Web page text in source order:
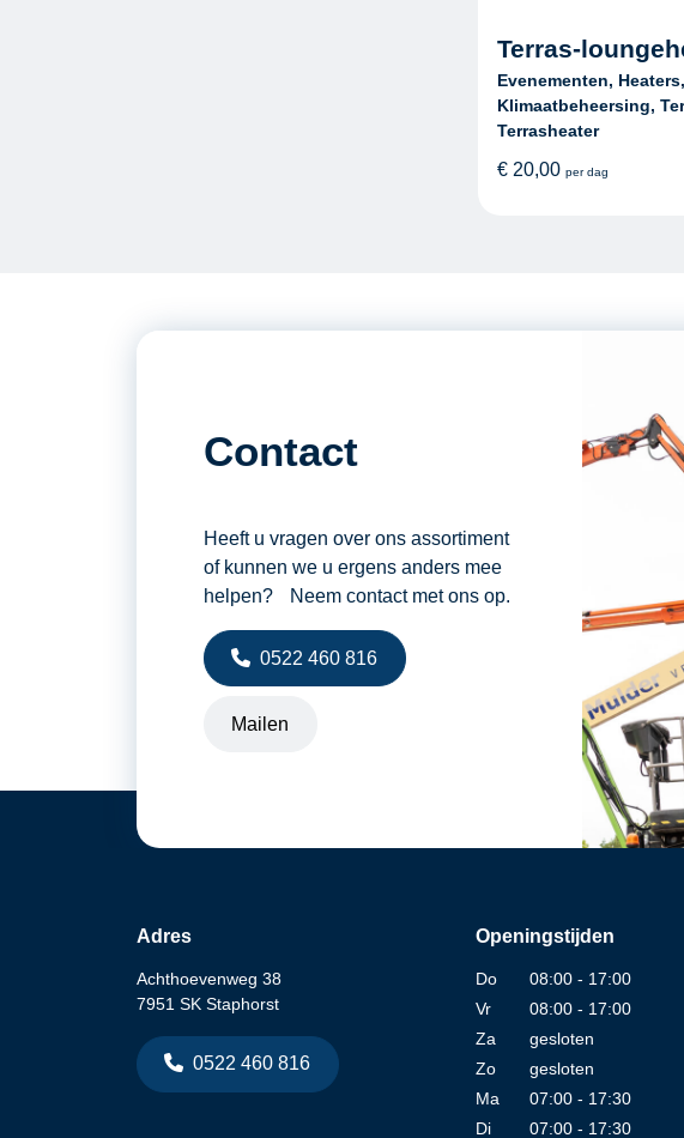
Terras-
Evenementen, Heaters,
Klimaatbeheersing,
Terrasheater
€ 20,00 per dag
Contact
Heeft u vragen over ons assortiment
of kunnen we u ergens anders mee
helpen? Neem contact met ons op.
0522 460 816
Mailen
Adres
Achthoevenweg 38
7951 SK Staphorst
0522 460 816
Openingstijden
Do
08:00 - 17:00
Vr
08:00 - 17:00
Za
gesloten
Zo
gesloten
Ma
07:00 - 17:30
Di
07:00 - 17:30